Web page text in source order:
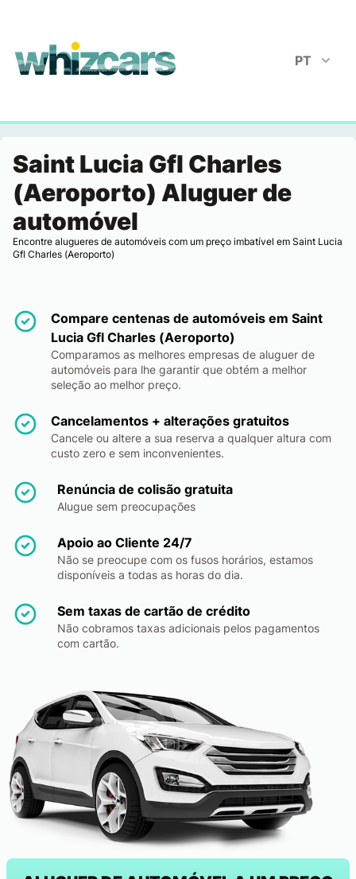
whizcars.com
PT
Saint Lucia Gfl Charles
(Aeroporto) Aluguer de
automóvel
Encontre alugueres de automóveis com um preço imbatível em Saint Lucia
Gfl Charles (Aeroporto)
Compare centenas de automóveis em Saint
Lucia Gfl Charles (Aeroporto)
Comparamos as melhores empresas de aluguer de
automóveis para lhe garantir que obtém a melhor
seleção ao melhor preço.
Cancelamentos + alterações gratuitos
Cancele ou altere a sua reserva a qualquer altura com
custo zero e sem inconvenientes.
Renúncia de colisão gratuita
Alugue sem preocupações
Apoio ao Cliente 24/7
Não se preocupe com os fusos horários, estamos
disponíveis a todas as horas do dia.
Sem taxas de cartão de crédito
Não cobramos taxas adicionais pelos pagamentos
com cartão.